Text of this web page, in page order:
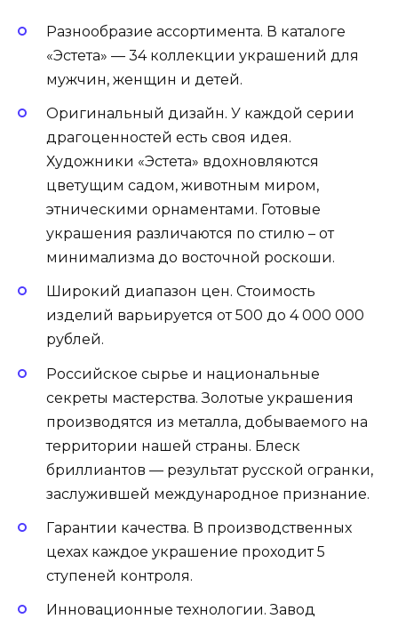
Разнообразие ассортимента. В каталоге
«Эстета» — 34 коллекции украшений для
мужчин, женщин и детей.
Оригинальный дизайн. У каждой серии
драгоценностей есть своя идея.
Художники «Эстета» вдохновляются
цветущим садом, животным миром,
этническими орнаментами. Готовые
украшения различаются по стилю – от
минимализма до восточной роскоши.
Широкий диапазон цен. Стоимость
изделий варьируется от 500 до 4 000 000
рублей.
Российское сырье и национальные
секреты мастерства. Золотые украшения
производятся из металла, добываемого на
территории нашей страны. Блеск
бриллиантов — результат русской огранки,
заслужившей международное признание.
Гарантии качества. В производственных
цехах каждое украшение проходит 5
ступеней контроля.
Инновационные технологии. Завод